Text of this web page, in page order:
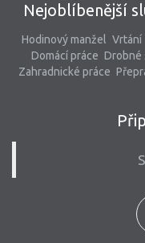
Nejoblíbenější
Hodinový manžel Vrtání
Domácí práce Drobné
Zahradnické práce